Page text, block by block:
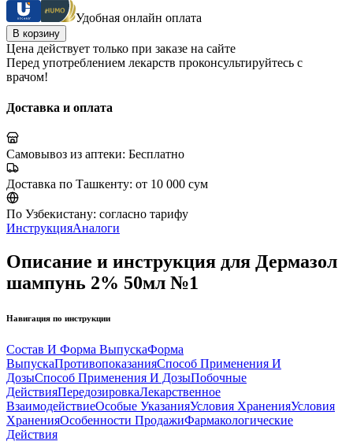
Удобная онлайн оплата
В корзину
Цена действует только при заказе на сайте
Перед употреблением лекарств проконсультируйтесь с
врачом!
Доставка и оплата
Самовывоз из аптеки: Бесплатно
Доставка по Ташкенту: от 10 000 сум
По Узбекистану: согласно тарифу
ИнструкцияАналоги
Описание и инструкция для Дермазол
шампунь 2% 50мл №1
Навигация по инструкции
Состав И Форма ВыпускаФорма
ВыпускаПротивопоказанияСпособ Применения И
ДозыСпособ Применения И ДозыПобочные
ДействияПередозировкаЛекарственное
ВзаимодействиеОсобые УказанияУсловия ХраненияУсловия
ХраненияОсобенности ПродажиФармакологические
Действия